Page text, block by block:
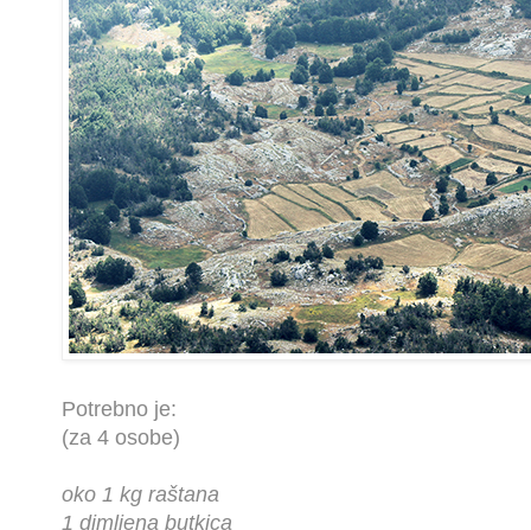
Potrebno je:
(za 4 osobe)
oko 1 kg raštana
1 dimljena butkica